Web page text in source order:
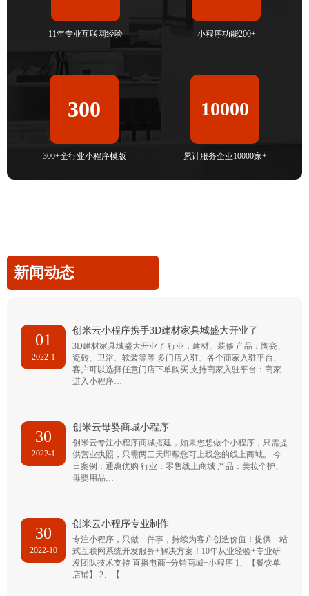
11年专业互联网经验 小程序功能200+
300
300+全行业小程序模版
10000
累计服务企业10000家+
新闻动态
01
2022-1
创米云小程序携手3D建材家具城盛大开业了
3D建材家具城盛大开业了 行业：建材、装修 产品：陶瓷、
瓷砖、卫浴、软装等等 多门店入驻、各个商家入驻平台、
客户可以选择任意门店下单购买 支持商家入驻平台：商家
进入小程序…
30
2022-1
创米云母婴商城小程序
创米云专注小程序商城搭建，如果您想做个小程序，只需提
供营业执照，只需两三天即帮您可上线您的线上商城。 今
日案例：通惠优购 行业：零售线上商城 产品：美妆个护、
母婴用品…
30
2022-10
创米云小程序专业制作
专注小程序，只做一件事，持续为客户创造价值！提供一站
式互联网系统开发服务+解决方案！10年从业经验+专业研
发团队技术支持 直播电商+分销商城+小程序 1、【餐饮单
店铺】 2、【…